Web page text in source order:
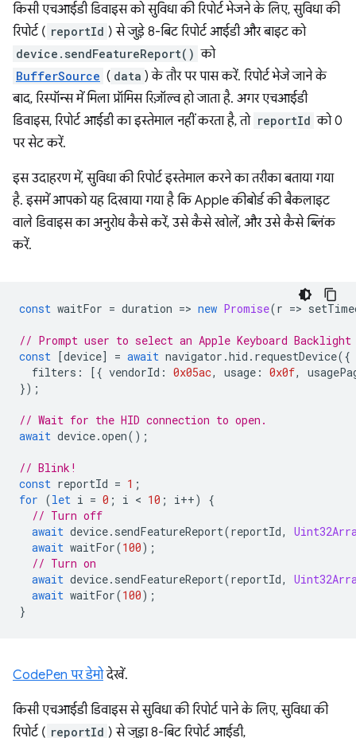
किसी एचआईडी डिवाइस को सुविधा की रिपोर्ट भेजने के लिए, सुविधा की
रिपोर्ट ( reportId ) से जुड़े 8-बिट रिपोर्ट आईडी और बाइट को
device.sendFeatureReport() को
BufferSource ( data ) के तौर पर पास करें. रिपोर्ट भेजे जाने के
बाद, रिस्पॉन्स में मिला प्रॉमिस रिज़ॉल्व हो जाता है. अगर एचआईडी
डिवाइस, रिपोर्ट आईडी का इस्तेमाल नहीं करता है, तो reportId को 0
पर सेट करें.
इस उदाहरण में, सुविधा की रिपोर्ट इस्तेमाल करने का तरीका बताया गया
है. इसमें आपको यह दिखाया गया है कि Apple कीबोर्ड की बैकलाइट
वाले डिवाइस का अनुरोध कैसे करें, उसे कैसे खोलें, और उसे कैसे ब्लिंक
करें.
const waitFor = duration => new Promise(r =>
// Prompt user to select an Apple Keyboard
const [device] = await navigator .hid . requestDevice({
filters : [{ vendorId : 0x05ac, usage : 0x0f,
});
// Wait for the HID connection to open.
await device.open();
// Blink!
const reportId = 1 ;
for (let i = 0 ; i < 10 ; i++)
{
// Turn off
await device. sendFeatureReport(reportId,
await waitFor(100);
// Turn on
await device. sendFeatureReport(reportId,
await waitFor(100);
}
CodePen पर डेमोदेखें.
किसी एचआईडी डिवाइस से सुविधा की रिपोर्ट पाने के लिए, सुविधा की
रिपोर्ट ( reportId ) से जुड़ा 8-बिट रिपोर्ट आईडी,